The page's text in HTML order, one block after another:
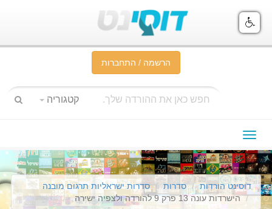
הרשמה / התחברות
קטגוריה
תפריט
ניווט
דוסינט הורדות סדרות
סדרות ישראליות תרגום מובנה
הישרדות עונה 13 פרק 9 להורדה ולצפיה ישירה